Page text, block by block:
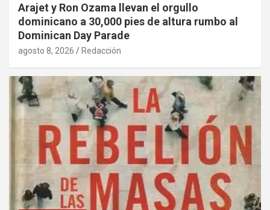
Arajet y Ron Ozama llevan el orgullo
dominicano a 30,000 pies de altura rumbo al
Dominican Day Parade
agosto 8, 2026 Redacción